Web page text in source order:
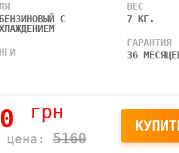
С
ВЕС
7 КГ.
ГАРАНТИЯ
36
грн
цена: 5160